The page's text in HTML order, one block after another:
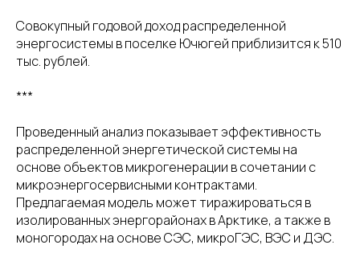
Совокупный годовой доход распределенной
энергосистемы в поселке Ючюгей приблизится к 510
тыс. рублей.
***
Проведенный анализ показывает эффективность
распределенной энергетической системы на
основе объектов микрогенерации в сочетании с
микроэнергосервисными контрактами.
Предлагаемая модель может тиражироваться в
изолированных энергорайонах в Арктике, а также в
моногородах на основе СЭС, микроГЭС, ВЭС и ДЭС.